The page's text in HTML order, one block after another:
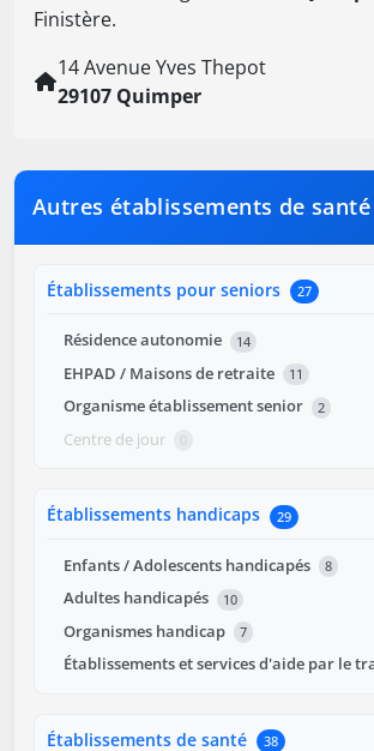
Finistère.
14 Avenue Yves Thepot
29107 Quimper
Autres établissements de
Établissements pour seniors 27
Résidence autonomie 14
EHPAD / Maisons de retraite 11
Organisme établissement senior 2
Centre de jour 0
Établissements handicaps 29
Enfants / Adolescents handicapés 8
Adultes handicapés 10
Organismes handicap 7
Établissements et services d'aide par le
Établissements de santé 38